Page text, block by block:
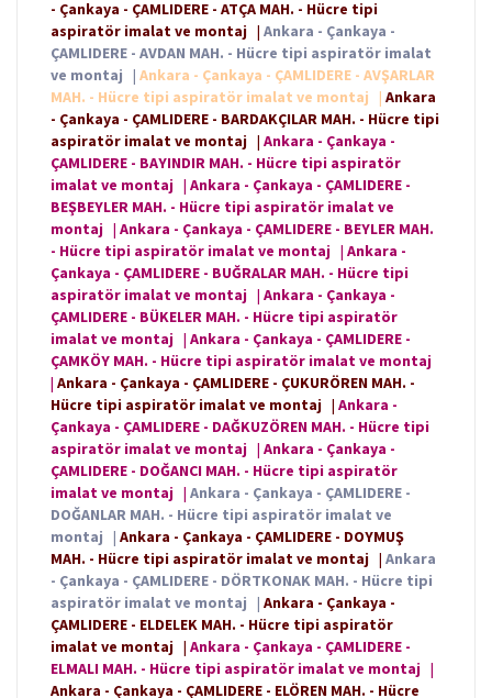
- Çankaya - ÇAMLIDERE - ATÇA MAH. - Hücre tipi
aspiratör imalat ve montaj | Ankara - Çankaya -
ÇAMLIDERE - AVDAN MAH. - Hücre tipi aspiratör imalat
ve montaj | Ankara - Çankaya - ÇAMLIDERE - AVŞARLAR
MAH. - Hücre tipi aspiratör imalat ve montaj
| Ankara
- Çankaya - ÇAMLIDERE - BARDAKÇILAR MAH. - Hücre tipi
aspiratör imalat ve montaj | Ankara - Çankaya -
ÇAMLIDERE - BAYINDIR MAH. - Hücre tipi aspiratör
imalat ve montaj | Ankara - Çankaya - ÇAMLIDERE -
BEŞBEYLER MAH. - Hücre tipi aspiratör imalat ve
montaj | Ankara - Çankaya - ÇAMLIDERE - BEYLER MAH.
- Hücre tipi aspiratör imalat ve montaj | Ankara -
Çankaya - ÇAMLIDERE - BUĞRALAR MAH. - Hücre tipi
aspiratör imalat ve montaj | Ankara - Çankaya -
ÇAMLIDERE - BÜKELER MAH. - Hücre tipi aspiratör
imalat ve montaj | Ankara - Çankaya - ÇAMLIDERE -
ÇAMKÖY MAH. - Hücre tipi aspiratör imalat ve montaj
| Ankara - Çankaya - ÇAMLIDERE - ÇUKURÖREN MAH. -
Hücre tipi aspiratör imalat ve montaj | Ankara -
Çankaya - ÇAMLIDERE - DAĞKUZÖREN MAH. - Hücre tipi
aspiratör imalat ve montaj | Ankara - Çankaya -
ÇAMLIDERE - DOĞANCI MAH. - Hücre tipi aspiratör
imalat ve montaj | Ankara - Çankaya - ÇAMLIDERE -
DOĞANLAR MAH. - Hücre tipi aspiratör imalat ve
montaj | Ankara - Çankaya - ÇAMLIDERE - DOYMUŞ
MAH. - Hücre tipi aspiratör imalat ve montaj | Ankara
- Çankaya - ÇAMLIDERE - DÖRTKONAK MAH. - Hücre tipi
aspiratör imalat ve montaj | Ankara - Çankaya -
ÇAMLIDERE - ELDELEK MAH. - Hücre tipi aspiratör
imalat ve montaj | Ankara - Çankaya - ÇAMLIDERE -
ELMALI MAH. - Hücre tipi aspiratör imalat ve montaj |
Ankara - Çankaya - ÇAMLIDERE - ELÖREN MAH. - Hücre